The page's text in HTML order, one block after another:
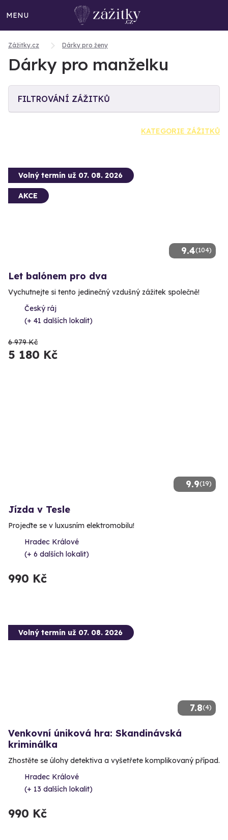
MENU
Zážitky.cz Dárky pro ženy
Dárky pro manželku
FILTROVÁNÍ ZÁŽITKŮ
KATEGORIE ZÁŽITKŮ
9.4(104)
Volný termín už 07. 08. 2026
AKCE
Let balónem pro dva
Vychutnejte si tento jedinečný vzdušný zážitek společně!
Český ráj
(+ 41 dalších lokalit)
6 979 Kč
5 180 Kč
9.9(19)
Jízda v Tesle
Projeďte se v luxusním elektromobilu!
Hradec Králové
(+ 6 dalších lokalit)
990 Kč
7.8(4)
Volný termín už 07. 08. 2026
Venkovní úniková hra: Skandinávská
kriminálka
Zhostěte se úlohy detektiva a vyšetřete komplikovaný případ.
Hradec Králové
(+ 13 dalších lokalit)
990 Kč